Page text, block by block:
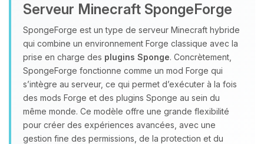
Serveur Minecraft SpongeForge
SpongeForge est un type de serveur Minecraft hybride
qui combine un environnement Forge classique avec la
prise en charge des plugins Sponge. Concrètement,
SpongeForge fonctionne comme un mod Forge qui
s’intègre au serveur, ce qui permet d’exécuter à la fois
des mods Forge et des plugins Sponge au sein du
même monde. Ce modèle offre une grande flexibilité
pour créer des expériences avancées, avec une
gestion fine des permissions, de la protection et du
Youpi, enfin quelqu’un pour me
parler ! Moi c’est Choupy, ton petit
assistant BoxToPlay. Dis-moi ce dont
tu as besoin et je vais remuer mes
petits circuits pour t’aider.
08/08/2026 à 19:03